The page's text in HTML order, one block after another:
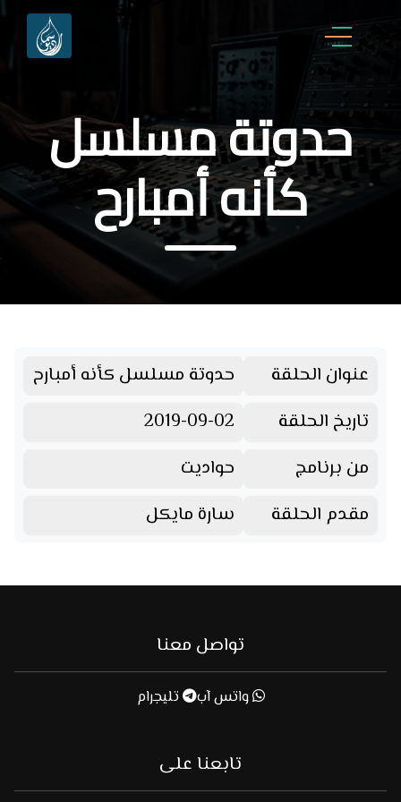
حدوتة مسلسل
كأنه أمبارح
عنوان الحلقة
حدوتة مسلسل كأنه أمبارح
تاريخ الحلقة
2019-09-02
من برنامج
حواديت
مقدم الحلقة
سارة مايكل
تواصل معنا
واتس آب تليجرام
تابعنا على